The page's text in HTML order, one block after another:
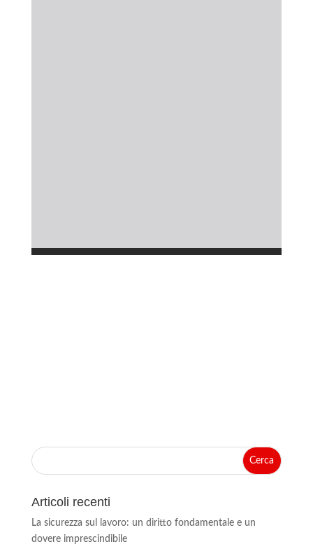
Articoli recenti
La sicurezza sul lavoro: un diritto fondamentale e un
dovere imprescindibile